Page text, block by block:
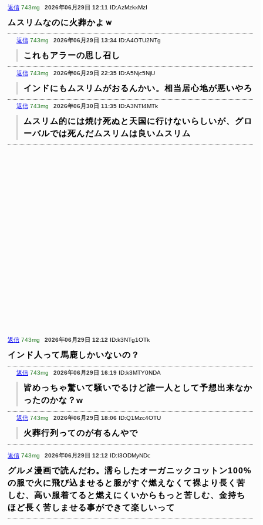
返信 743mg 2026年06月29日 12:11 ID:AzMzkxMzI
ムスリムなのに火葬かよｗ
返信 743mg 2026年06月29日 13:34 ID:A4OTU2NTg
これもアラーの思し召し
返信 743mg 2026年06月29日 22:35 ID:A5Njc5NjU
インドにもムスリムがおるんかい。相当居心地が悪いやろ
返信 743mg 2026年06月30日 11:35 ID:A3NTI4MTk
ムスリム的には焼け死ぬと天国に行けないらしいが、グロ
ーバルでは死んだムスリムは良いムスリム
返信 743mg 2026年06月29日 12:12 ID:k3NTg1OTk
インド人って馬鹿しかいないの？
返信 743mg 2026年06月29日 16:19 ID:k3MTY0NDA
皆めっちゃ驚いて騒いでるけど誰一人として予想出来なか
ったのかな？w
返信 743mg 2026年06月29日 18:06 ID:Q1Mzc4OTU
火葬行列ってのが有るんやで
返信 743mg 2026年06月29日 12:12 ID:I3ODMyNDc
グルメ漫画で読んだわ。濡らしたオーガニックコットン100%
の服で火に飛び込ませると服がすぐ燃えなくて裸より長く苦
しむ、高い服着てると燃えにくいからもっと苦しむ、金持ち
ほど長く苦しませる事ができて楽しいって